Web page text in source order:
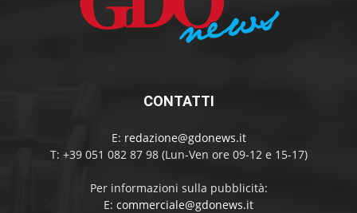
CONTATTI
E: redazione@gdonews.it
T: +39 051 082 87 98 (Lun-Ven ore 09-12 e 15-17)
Per informazioni sulla pubblicità:
E: commerciale@gdonews.it